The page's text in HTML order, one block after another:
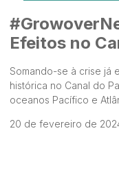
Efeitos no
Somando-se à crise já
histórica no Canal do
oceanos Pacífico e
20 de fevereiro de